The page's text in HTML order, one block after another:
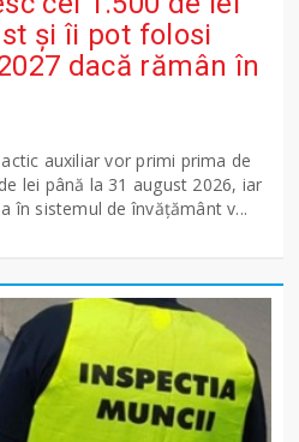
și îi pot folosi
dacă rămân în
auxiliar vor primi prima de
lei până la 31 august 2026, iar
în sistemul de învățământ v...